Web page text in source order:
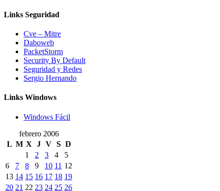
Links Seguridad
Cve – Mitre
Daboweb
PacketStorm
Security By Default
Seguridad y Redes
Sergio Hernando
Links Windows
Windows Fácil
febrero 2006
L M X J V S D
1
2 3 4
5
6
7 8 9 10 11 12
13 14 15 16 17 18 19
20 21 22 23 24 25 26